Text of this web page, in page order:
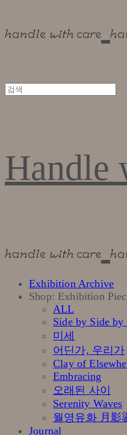
Handle
Exhibition Archive
Shop: Exhibition
ALL
Side by Side by
미세
어딘가, 우리가
Clay of
Embracing
오래된 사이
Serenity Waves
월영유화 月影
Journal